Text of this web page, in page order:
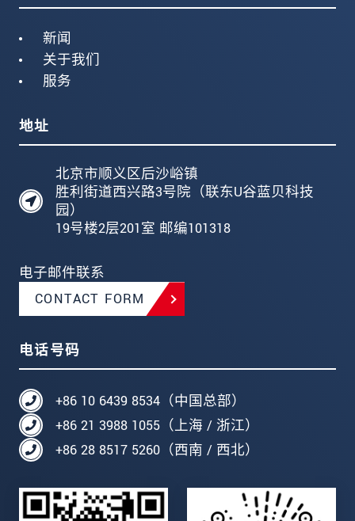
新闻
关于我们
服务
地址
北京市顺义区后沙峪镇
胜利街道西兴路3号院（联东U谷蓝贝科技
园）
19号楼2层201室 邮编101318
电子邮件联系
CONTACT FORM
电话号码
+86 10 6439 8534（中国总部）
+86 21 3988 1055（上海 / 浙江）
+86 28 8517 5260（西南 / 西北）